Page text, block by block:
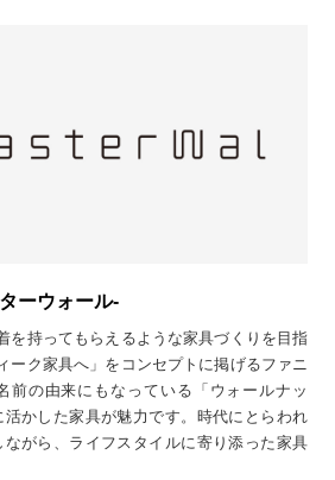
ーウォール-
を持ってもらえるような家具づくりを目指
ーク家具へ」をコンセプトに掲げるファニ
前の由来にもなっている「ウォールナッ
活かした家具が魅力です。時代にとらわれ
がら、ライフスタイルに寄り添った家具